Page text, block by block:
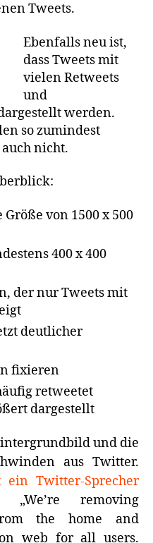
Tweets.
Ebenfalls neu ist,
dass Tweets mit
vielen Retweets
und
werden.
so zumindest
nicht.
von 1500 x 500
400 x 400
der nur Tweets mit
deutlicher
fixieren
retweetet
dargestellt
und die
aus Twitter.
Twitter-Sprecher
„We’re removing
the home and
web for all users.